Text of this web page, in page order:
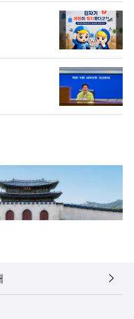
상